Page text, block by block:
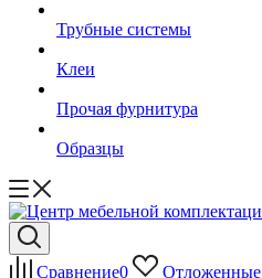
Трубные системы
Клеи
Прочая фурнитура
Образцы
Сравнение0 Отложенные